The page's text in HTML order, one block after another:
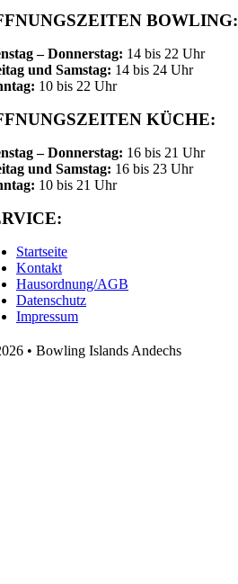
BOWLING:
– Donnerstag: 14 bis 22 Uhr
und Samstag: 14 bis 24 Uhr
10 bis 22 Uhr
KÜCHE:
– Donnerstag: 16 bis 21 Uhr
und Samstag: 16 bis 23 Uhr
10 bis 21 Uhr
Startseite
Kontakt
Hausordnung/AGB
Datenschutz
Impressum
• Bowling Islands Andechs